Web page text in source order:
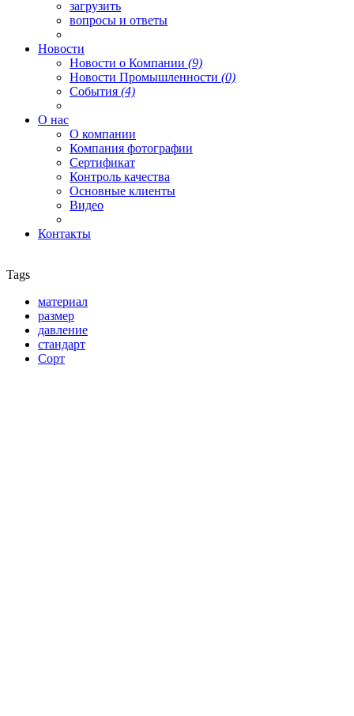
загрузить
вопросы и ответы
Новости
Новости о Компании (9)
Новости Промышленности (0)
События (4)
О нас
О компании
Компания фотографии
Сертификат
Контроль качества
Основные клиенты
Видео
Контакты
Tags
материал
размер
давление
стандарт
Сорт